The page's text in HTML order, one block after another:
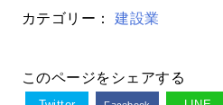
カテゴリー：建設業
このページをシェアする